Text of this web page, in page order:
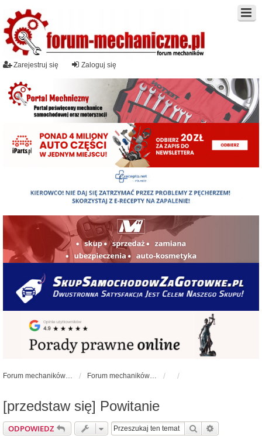
Zaloguj się
Zarejestruj się
Forum mechaników samochodowych - forum-mechaniczne.pl Forum mechaników samochodowych
[przedstaw się] Powitanie
ODPOWIEDZ Szukaj